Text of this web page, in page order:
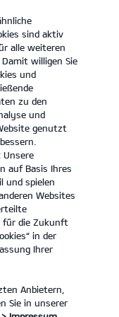
KONTAKT
sind aktiv
alle weiteren
willigen Sie
und
zu den
und
genutzt
Unsere
auf Basis Ihres
und spielen
Websites
für die Zukunft
in der
Ihrer
Anbietern,
Sie in unserer